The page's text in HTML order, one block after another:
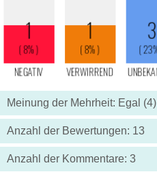
Meinung der Mehrheit: Egal (4)
Anzahl der Bewertungen: 13
Anzahl der Kommentare: 3